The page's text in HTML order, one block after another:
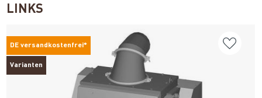
LINKS
DE versandkostenfrei*
Varianten